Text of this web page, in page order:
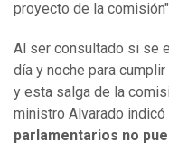
proyecto de la
Al ser consultado si se
día y noche para
y esta salga de la
ministro Alvarado indicó
parlamentarios no